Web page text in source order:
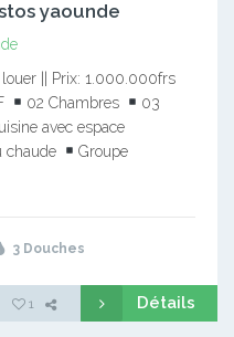
yaounde
|| Prix: 1.000.000frs
02 Chambres
03
avec espace
chaude
Groupe
3 Douches
1 Détails